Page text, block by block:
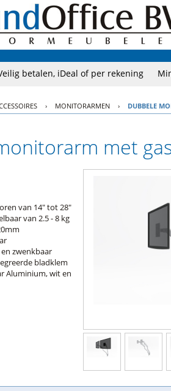
betalen, iDeal of per rekening
› MONITORARMEN › DUBBELE
met
van 14" tot 28"
van 2.5 - 8 kg
zwenkbaar
bladklem
Aluminium, wit en